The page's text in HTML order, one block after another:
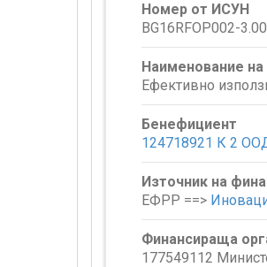
Номер от ИСУН
BG16RFOP002-
Наименование на
Eфективно
Бенефициент
124718921 К 2
Източник на
ЕФРР ==>
Финансираща
177549112